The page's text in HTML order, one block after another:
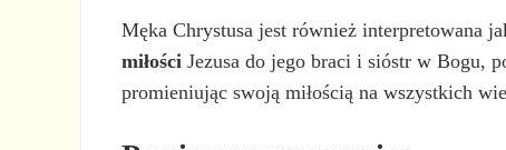
Męka Chrystusa jest również interpretowana
miłości Jezusa do jego braci i sióstr w Bogu,
promieniując swoją miłością na wszystkich